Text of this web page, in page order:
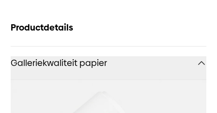
Productdetails
Galleriekwaliteit papier